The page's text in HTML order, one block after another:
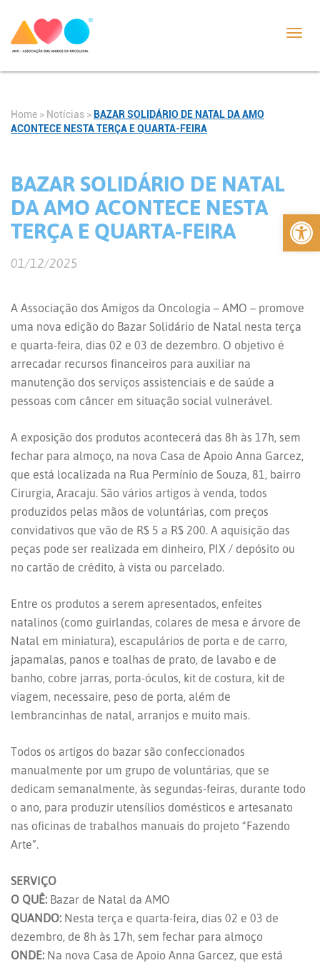
Abrir
Home > Notícias > BAZAR SOLIDÁRIO DE NATAL DA AMO
ACONTECE NESTA TERÇA E QUARTA-FEIRA
BAZAR SOLIDÁRIO DE NATAL
DA AMO ACONTECE NESTA
TERÇA E QUARTA-FEIRA
01/12/2025
A Associação dos Amigos da Oncologia – AMO – promove
uma nova edição do Bazar Solidário de Natal nesta terça
e quarta-feira, dias 02 e 03 de dezembro. O objetivo é
arrecadar recursos financeiros para auxiliar na
manutenção dos serviços assistenciais e de saúde a
pessoas com câncer em situação social vulnerável.
A exposição dos produtos acontecerá das 8h às 17h, sem
fechar para almoço, na nova Casa de Apoio Anna Garcez,
que está localizada na Rua Permínio de Souza, 81, bairro
Cirurgia, Aracaju. São vários artigos à venda, todos
produzidos pelas mãos de voluntárias, com preços
convidativos que vão de R$ 5 a R$ 200. A aquisição das
peças pode ser realizada em dinheiro, PIX / depósito ou
no cartão de crédito, à vista ou parcelado.
Entre os produtos a serem apresentados, enfeites
natalinos (como guirlandas, colares de mesa e árvore de
Natal em miniatura), escapulários de porta e de carro,
japamalas, panos e toalhas de prato, de lavabo e de
banho, cobre jarras, porta-óculos, kit de costura, kit de
viagem, necessaire, peso de porta, além de
lembrancinhas de natal, arranjos e muito mais.
Todos os artigos do bazar são confeccionados
manualmente por um grupo de voluntárias, que se
dedicam semanalmente, às segundas-feiras, durante todo
o ano, para produzir utensílios domésticos e artesanato
nas oficinas de trabalhos manuais do projeto “Fazendo
Arte”.
SERVIÇO
O QUÊ: Bazar de Natal da AMO
QUANDO: Nesta terça e quarta-feira, dias 02 e 03 de
dezembro, de 8h às 17h, sem fechar para almoço
ONDE: Na nova Casa de Apoio Anna Garcez, que está